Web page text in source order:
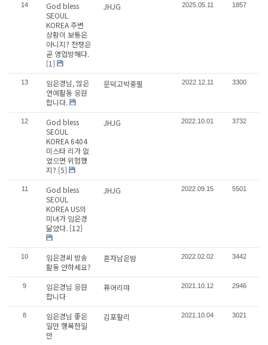
14
God bless
SEOUL
KOREA 주변
상황이 보통은
아니지? 전쟁은
곧 영업방해다.
[1]
JHJG 2025.05.11 1857
13
임은경님, 많은
연예활동 응원
합니다.
문덕고박중필 2022.12.11 3300
12
God bless
SEOUL
KOREA 6404
미스타 리가 없
었으면 위험했
지? [5]
JHJG 2022.10.01 3732
11
God bless
SEOUL
KOREA US의
미녀가 임은경
닮았다. [12]
JHJG 2022.09.15 5501
10
임은경씨 방송
활동 안하세요?
혼자남은밤 2022.02.02 3442
9
임은경님 응원
합니다
퓨어리먀 2021.10.12 2946
8
임은경님 좋은
일만 행복한일
만
김포할리 2021.10.04 3021